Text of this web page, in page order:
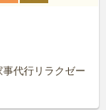
代行リラクゼー